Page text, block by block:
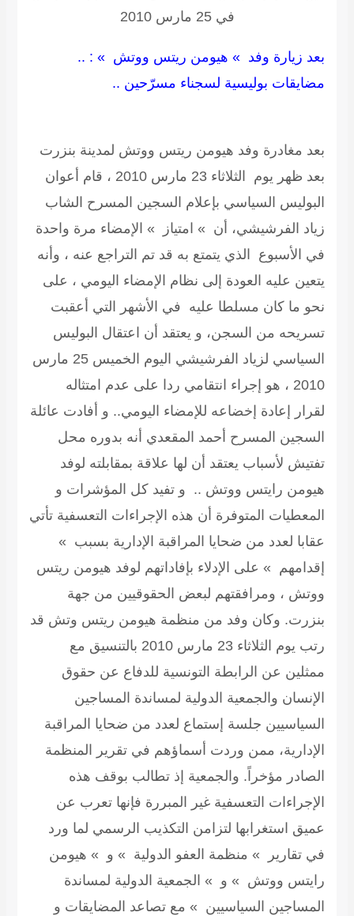
في 25 مارس 2010
بعد زيارة وفد » هيومن ريتس ووتش » : ..
مضايقات بوليسية لسجناء مسرّحين ..
بعد مغادرة وفد هيومن ريتس ووتش لمدينة بنزرت
بعد ظهر يوم الثلاثاء 23 مارس 2010 ، قام أعوان
البوليس السياسي بإعلام السجين المسرح الشاب
زياد الفرشيشي، أن » امتياز » الإمضاء مرة واحدة
في الأسبوع الذي يتمتع به قد تم التراجع عنه ، وأنه
يتعين عليه العودة إلى نظام الإمضاء اليومي ، على
نحو ما كان مسلطا عليه في الأشهر التي أعقبت
تسريحه من السجن، و يعتقد أن اعتقال البوليس
السياسي لزياد الفرشيشي اليوم الخميس 25 مارس
2010 ، هو إجراء انتقامي ردا على عدم امتثاله
لقرار إعادة إخضاعه للإمضاء اليومي.. و أفادت عائلة
السجين المسرح أحمد المقعدي أنه بدوره محل
تفتيش لأسباب يعتقد أن لها علاقة بمقابلته لوفد
هيومن رايتس ووتش .. و تفيد كل المؤشرات و
المعطيات المتوفرة أن هذه الإجراءات التعسفية تأتي
عقابا لعدد من ضحايا المراقبة الإدارية بسبب »
إقدامهم » على الإدلاء بإفاداتهم لوفد هيومن ريتس
ووتش ، ومرافقتهم لبعض الحقوقيين من جهة
بنزرت. وكان وفد من منظمة هيومن ريتس وتش قد
رتب يوم الثلاثاء 23 مارس 2010 بالتنسيق مع
ممثلين عن الرابطة التونسية للدفاع عن حقوق
الإنسان والجمعية الدولية لمساندة المساجين
السياسيين جلسة إستماع لعدد من ضحايا المراقبة
الإدارية، ممن وردت أسماؤهم في تقرير المنظمة
الصادر مؤخراً. والجمعية إذ تطالب بوقف هذه
الإجراءات التعسفية غير المبررة فإنها تعرب عن
عميق استغرابها لتزامن التكذيب الرسمي لما ورد
في تقارير » منظمة العفو الدولية » و » هيومن
رايتس ووتش » و » الجمعية الدولية لمساندة
المساجين السياسيين » مع تصاعد المضايقات و